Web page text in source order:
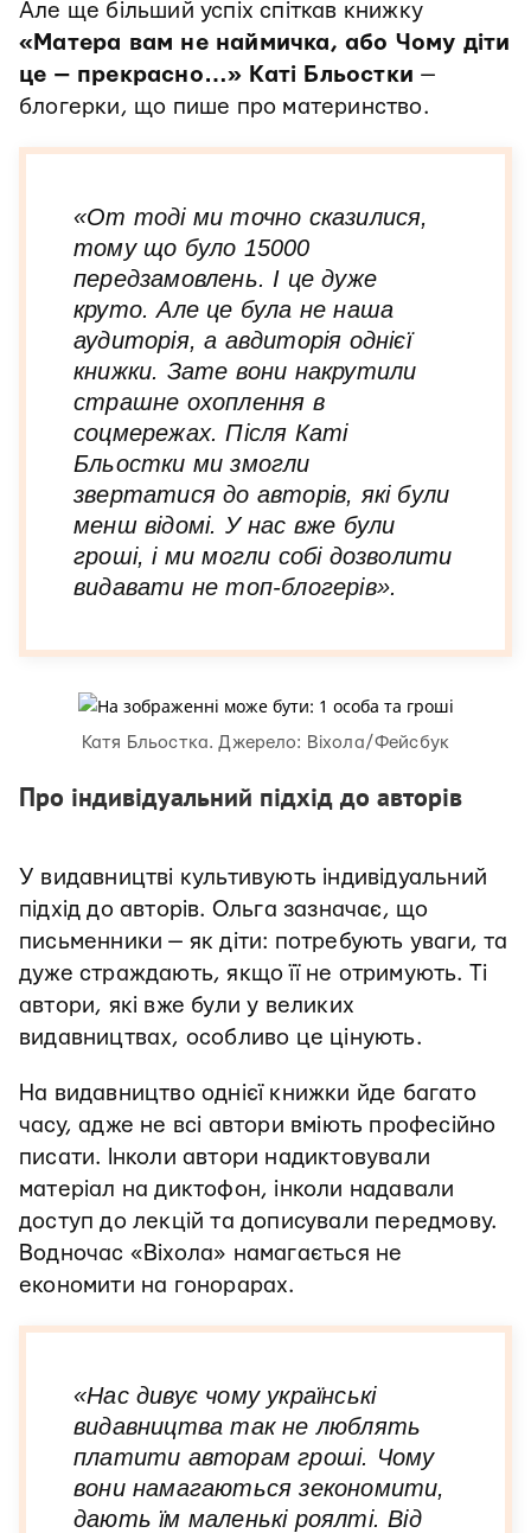
Але ще більший успіх спіткав книжку
«Матера вам не наймичка, або Чому діти
це — прекрасно…» Каті Бльостки—
блогерки, що пише про материнство.
«От тоді ми точно сказилися,
тому що було 15000
передзамовлень. І це дуже
круто. Але це була не наша
аудиторія, а авдиторія однієї
книжки. Зате вони накрутили
страшне охоплення в
соцмережах. Після Каті
Бльостки ми змогли
звертатися до авторів, які були
менш відомі. У нас вже були
гроші, і ми могли собі дозволити
видавати не топ-блогерів».
Катя Бльостка. Джерело: Віхола/Фейсбук
Про індивідуальний підхід до авторів
У видавництві культивують індивідуальний
підхід до авторів. Ольга зазначає, що
письменники — як діти: потребують уваги, та
дуже страждають, якщо її не отримують. Ті
автори, які вже були у великих
видавництвах, особливо це цінують.
На видавництво однієї книжки йде багато
часу, адже не всі автори вміють професійно
писати. Інколи автори надиктовували
матеріал на диктофон, інколи надавали
доступ до лекцій та дописували передмову.
Водночас «Віхола» намагається не
економити на гонорарах.
«Нас дивує чому українські
видавництва так не люблять
платити авторам гроші. Чому
вони намагаються зекономити,
дають їм маленькі роялті. Від